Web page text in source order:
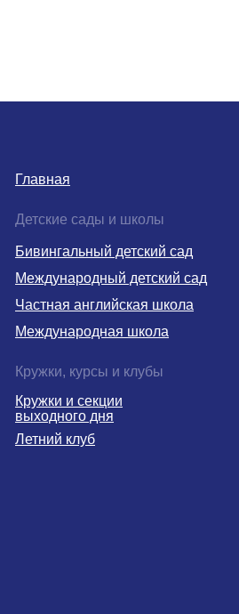
Международная школа
Частная английская школа
Международный детский сад
Бивингальный детский сад
Детские сады и школы
Главная
Кружки и секции
выходного дня
Летний клуб
Кружки, курсы и клубы